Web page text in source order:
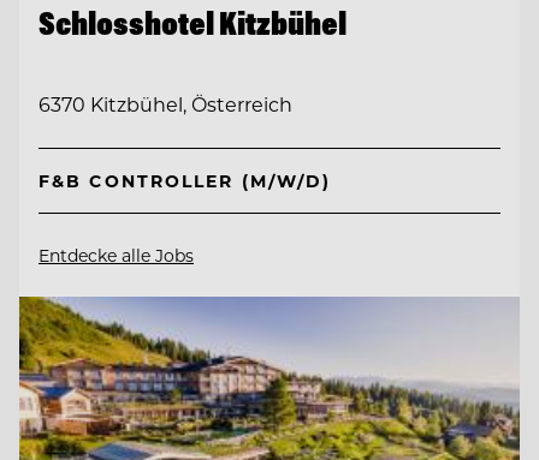
Schlosshotel Kitzbühel
6370 Kitzbühel, Österreich
F&B CONTROLLER (M/W/D)
Entdecke alle Jobs